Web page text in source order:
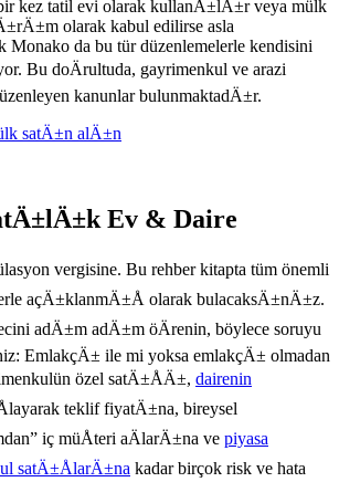
kez tatil evi olarak kullanÄ±lÄ±r veya mülk
olarak kabul edilirse asla
da bu tür düzenlemelerle kendisini
Bu doÄrultuda, gayrimenkul ve arazi
kanunlar bulunmaktadÄ±r.
satÄ±n alÄ±n
Ev & Daire
vergisine. Bu rehber kitapta tüm önemli
açÄ±klanmÄ±Å olarak bulacaksÄ±nÄ±z.
adÄ±m adÄ±m öÄrenin, böylece soruyu
EmlakçÄ± ile mi yoksa emlakçÄ± olmadan
özel satÄ±ÅÄ±, dairenin
teklif fiyatÄ±na, bireysel
iç müÅteri aÄlarÄ±na ve piyasa
satÄ±ÅlarÄ±na kadar birçok risk ve hata